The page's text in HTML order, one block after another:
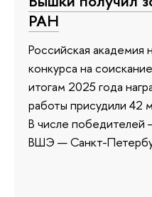
РАН
Российская академия
конкурса на
итогам 2025 года
работы присудили 42
В числе
ВШЭ — Санкт-